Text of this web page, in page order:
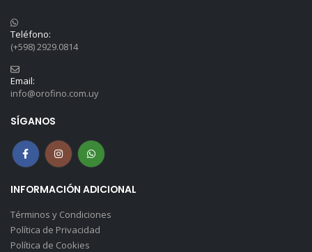
Teléfono:
(+598) 2929.0814
Email:
info@orofino.com.uy
SÍGANOS
INFORMACIÓN ADICIONAL
Términos y Condiciones
Política de Privacidad
Política de Cookies